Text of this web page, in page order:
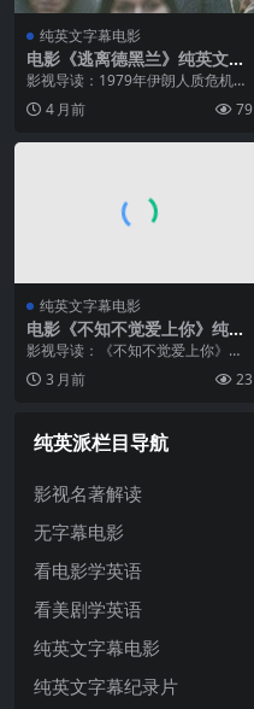
纯英文字幕电影
电影《逃离德黑兰》纯英文字
幕高清MP4下载
影视导读：1979年伊朗人质危机期
间，六名美国外交官在CIA特工托尼
·门德斯的策划下，化装成电影剧组
4 月前 79
纯英文字幕电影
电影《不知不觉爱上你》纯英
文字幕MP4下载
影视导读：《不知不觉爱上你》是
一部由梅格·瑞恩与马修·布罗德里克
联袂出演的浪漫喜剧，1997年由罗
性...
3 月前 23
纯英派栏目导航
影视名著解读
无字幕电影
看电影学英语
看美剧学英语
纯英文字幕电影
纯英文字幕纪录片